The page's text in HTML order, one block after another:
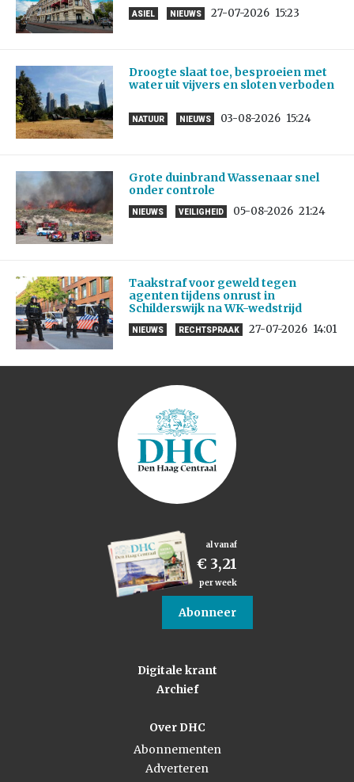
ASIEL NIEUWS 27-07-2026 15:23
Droogte slaat toe, besproeien met
water uit vijvers en sloten verboden
NATUUR NIEUWS 03-08-2026 15:24
Grote duinbrand Wassenaar snel
onder controle
NIEUWS VEILIGHEID 05-08-2026 21:24
Taakstraf voor geweld tegen
agenten tijdens onrust in
Schilderswijk na WK-wedstrijd
NIEUWS RECHTSPRAAK 27-07-2026 14:01
al vanaf
€ 3,21
per week
Abonneer
Digitale krant
Archief
Over DHC
Abonnementen
Adverteren